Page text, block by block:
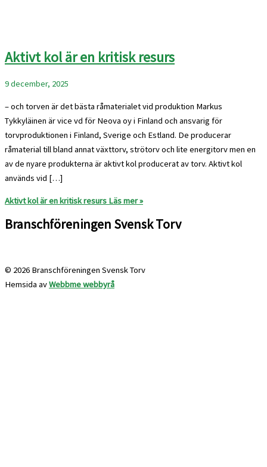
Aktivt kol är en kritisk resurs
9 december, 2025
– och torven är det bästa råmaterialet vid produktion Markus
Tykkyläinen är vice vd för Neova oy i Finland och ansvarig för
torvproduktionen i Finland, Sverige och Estland. De producerar
råmaterial till bland annat växttorv, strötorv och lite energitorv men en
av de nyare produkterna är aktivt kol producerat av torv. Aktivt kol
används vid […]
Aktivt kol är en kritisk resurs Läs mer »
Branschföreningen Svensk Torv
© 2026 Branschföreningen Svensk Torv
Hemsida avWebbme webbyrå